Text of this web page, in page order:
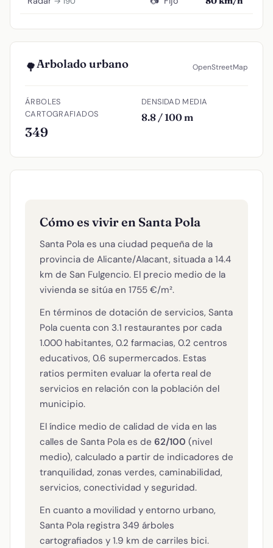
🌳Arbolado urbano OpenStreetMap
ÁRBOLES
CARTOGRAFIADOS
349
DENSIDAD MEDIA
8.8 / 100 m
Cómo es vivir en Santa Pola
Santa Pola es una ciudad pequeña de la
provincia de Alicante/Alacant, situada a 14.4
km de San Fulgencio. El precio medio de la
vivienda se sitúa en 1755 €/m².
En términos de dotación de servicios, Santa
Pola cuenta con 3.1 restaurantes por cada
1.000 habitantes, 0.2 farmacias, 0.2 centros
educativos, 0.6 supermercados. Estas
ratios permiten evaluar la oferta real de
servicios en relación con la población del
municipio.
El índice medio de calidad de vida en las
calles de Santa Pola es de 62/100 (nivel
medio), calculado a partir de indicadores de
tranquilidad, zonas verdes, caminabilidad,
servicios, conectividad y seguridad.
En cuanto a movilidad y entorno urbano,
Santa Pola registra 349 árboles
cartografiados y 1.9 km de carriles bici.